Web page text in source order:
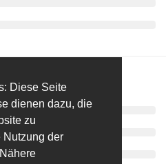
Diese Seite
dienen dazu, die
zu
der